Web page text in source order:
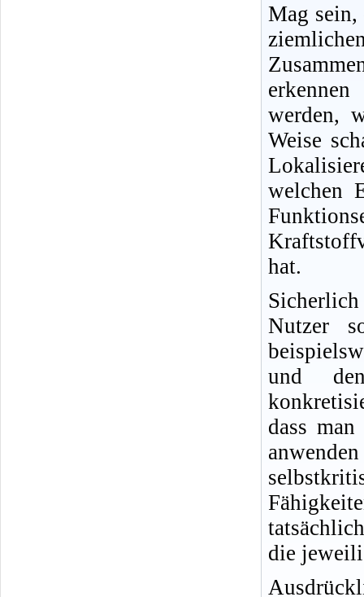
Mag sein,
werden,
Weise
welchen
hat.
Nutzer
und
dass
die